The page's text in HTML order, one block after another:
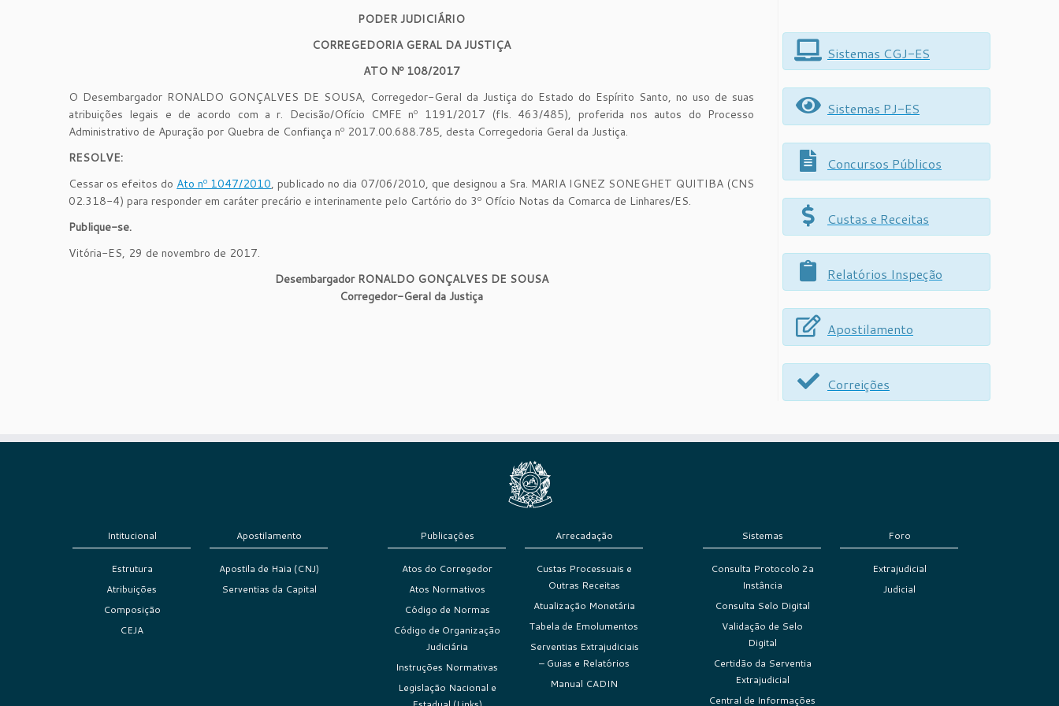
PODER JUDICIÁRIO
CORREGEDORIA GERAL DA JUSTIÇA
ATO Nº 108/2017
O Desembargador RONALDO GONÇALVES DE SOUSA, Corregedor-Geral da Justiça do Estado do Espírito Santo, no uso de suas
atribuições legais e de acordo com a r. Decisão/Ofício CMFE nº 1191/2017 (fls. 463/485), proferida nos autos do Processo
Administrativo de Apuração por Quebra de Confiança nº 2017.00.688.785, desta Corregedoria Geral da Justiça.
RESOLVE:
Cessar os efeitos do Ato nº 1047/2010, publicado no dia 07/06/2010, que designou a Sra. MARIA IGNEZ SONEGHET QUITIBA (CNS
02.318-4) para responder em caráter precário e interinamente pelo Cartório do 3º Ofício Notas da Comarca de Linhares/ES.
Publique-se.
Vitória-ES, 29 de novembro de 2017.
Desembargador RONALDO GONÇALVES DE SOUSA
Corregedor-Geral da Justiça
Sistemas CGJ-ES
Sistemas PJ-ES
Concursos Públicos
Custas e Receitas
Relatórios Inspeção
Apostilamento
Correições
Intitucional
Estrutura
Atribuições
Composição
CEJA
Apostilamento
Apostila de Haia (CNJ)
Serventias da Capital
Publicações
Atos do Corregedor
Atos Normativos
Código de Normas
Código de Organização
Judiciária
Instruções Normativas
Legislação Nacional e
Arrecadação
Custas Processuais e
Outras Receitas
Atualização Monetária
Tabela de Emolumentos
Serventias Extrajudiciais
– Guias e Relatórios
Manual CADIN
Sistemas
Consulta Protocolo 2a
Instância
Consulta Selo Digital
Validação de Selo
Digital
Certidão da Serventia
Extrajudicial
Central de Informações
Foro
Extrajudicial
Judicial